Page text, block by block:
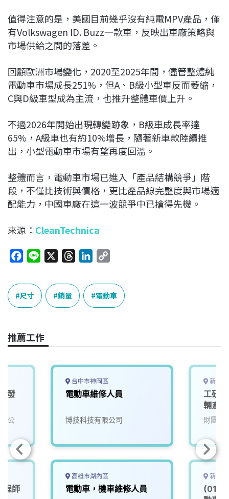
值得注意的是，美國目前幾乎沒有純電MPV產品，僅
有Volkswagen ID. Buzz一款車，反映出車廠策略與
市場供給之間的落差。
回顧歐洲市場變化，2020至2025年間，儘管整體純
電動車市場成長251%，但A、B級小型車反而萎縮，
C與D級車型成為主流，也推升整體車價上升。
不過2026年開始出現轉變跡象，B級車成長率達
65%，A級車也有約10%增長，隨著新車款陸續推
出，小型電動車市場有望再度回溫。
整體而言，電動車市場已進入「產品結構競爭」階
段，不僅比技術與價格，更比產品線完整度與市場適
配能力，中國車廠在這一波競爭中已搶得先機。
來源： CleanTechnica
c
e
b
o
k
e
e
n
k
e
n
p
y
L
k
尺寸 銷量 電動車
推薦工作
發
公
程師
台中市神岡區
電動車維修人員
博技科技有限公司
高雄市湖內區
電動車，機車維修人員
新竹
工研
輛系
財團法
新北
(01)